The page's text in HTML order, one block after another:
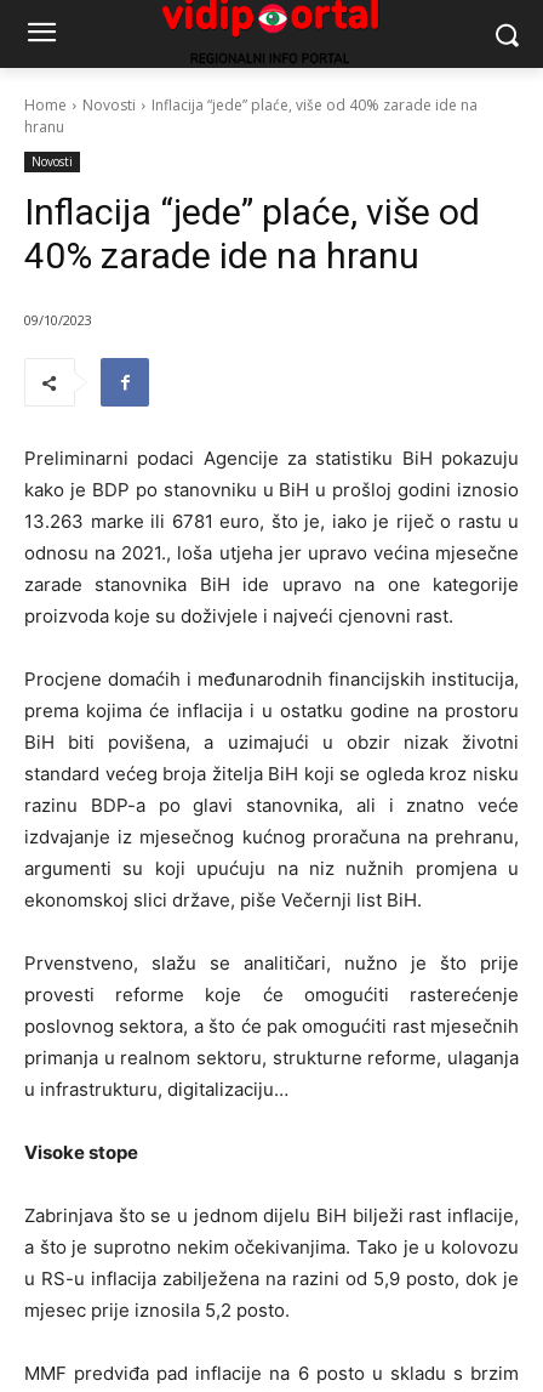
Home Novosti
Inflacija “jede” plaće, više od 40% zarade ide na
hranu
Novosti
Inflacija “jede” plaće, više od
40% zarade ide na hranu
09/10/2023
Preliminarni podaci Agencije za statistiku BiH pokazuju
kako je BDP po stanovniku u BiH u prošloj godini iznosio
13.263 marke ili 6781 euro, što je, iako je riječ o rastu u
odnosu na 2021., loša utjeha jer upravo većina mjesečne
zarade stanovnika BiH ide upravo na one kategorije
proizvoda koje su doživjele i najveći cjenovni rast.
Procjene domaćih i međunarodnih financijskih institucija,
prema kojima će inflacija i u ostatku godine na prostoru
BiH biti povišena, a uzimajući u obzir nizak životni
standard većeg broja žitelja BiH koji se ogleda kroz nisku
razinu BDP-a po glavi stanovnika, ali i znatno veće
izdvajanje iz mjesečnog kućnog proračuna na prehranu,
argumenti su koji upućuju na niz nužnih promjena u
ekonomskoj slici države, piše Večernji list BiH.
Prvenstveno, slažu se analitičari, nužno je što prije
provesti reforme koje će omogućiti rasterećenje
poslovnog sektora, a što će pak omogućiti rast mjesečnih
primanja u realnom sektoru, strukturne reforme, ulaganja
u infrastrukturu, digitalizaciju…
Visoke stope
Zabrinjava što se u jednom dijelu BiH bilježi rast inflacije,
a što je suprotno nekim očekivanjima. Tako je u kolovozu
u RS-u inflacija zabilježena na razini od 5,9 posto, dok je
mjesec prije iznosila 5,2 posto.
MMF predviđa pad inflacije na 6 posto u skladu s brzim